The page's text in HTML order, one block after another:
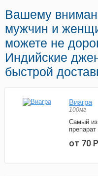
Вашему
мужчин и
можете не
Индийские
быстрой
Виагра
100мг
Самый
препарат
от 70Р